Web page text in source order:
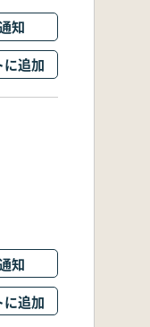
知
に追加
知
に追加